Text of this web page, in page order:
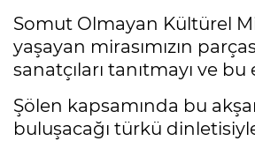
Somut Olmayan Kültürel
yaşayan mirasımızın
sanatçıları tanıtmayı ve
Şölen kapsamında bu
buluşacağı türkü